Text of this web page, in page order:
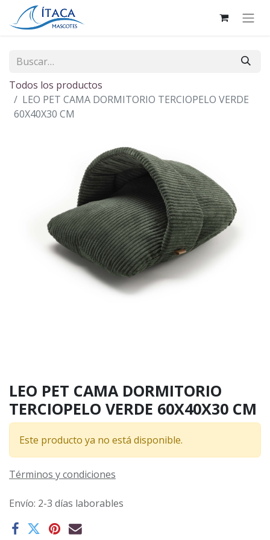
Todos los productos
LEO PET CAMA DORMITORIO TERCIOPELO VERDE
60X40X30 CM
LEO PET CAMA DORMITORIO
TERCIOPELO VERDE 60X40X30 CM
Este producto ya no está disponible.
Términos y condiciones
Envío: 2-3 días laborables